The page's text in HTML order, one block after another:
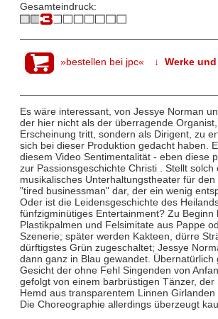
Gesamteindruck:
»bestellen bei jpc« ↓ Werke
Es wäre interessant, von Jessye Norman
der hier nicht als der überragende
Erscheinung tritt, sondern als Dirigent, zu
sich bei dieser Produktion gedacht haben.
diesem Video Sentimentalität - eben diese
zur Passionsgeschichte Christi . Stellt solch
musikalisches Unterhaltungstheater für
"tired businessman" dar, der ein wenig
Oder ist die Leidensgeschichte des
fünfzigminütiges Entertainment? Zu Beginn
Plastikpalmen und Felsimitate aus Pappe
Szenerie; später werden Kakteen, dürre
dürftigstes Grün zugeschaltet; Jessye
dann ganz in Blau gewandet.
Gesicht der ohne Fehl Singenden von
gefolgt von einem barbrüstigen Tänzer, der
Hemd aus transparentem Linnen
Die Choreographie allerdings überzeugt